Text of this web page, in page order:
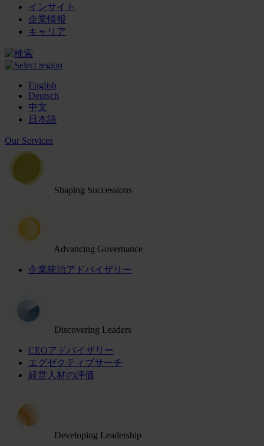
インサイト
企業情報
キャリア
English
Deutsch
中文
日本語
Our Services
Shaping Successions
Advancing Governance
企業統治アドバイザリー
Discovering Leaders
CEOアドバイザリー
エグゼクティブサーチ
経営人材の評価
Developing Leadership